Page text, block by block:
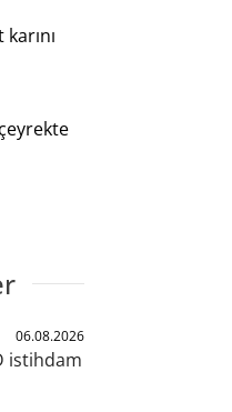
06.08.2026
istihdam